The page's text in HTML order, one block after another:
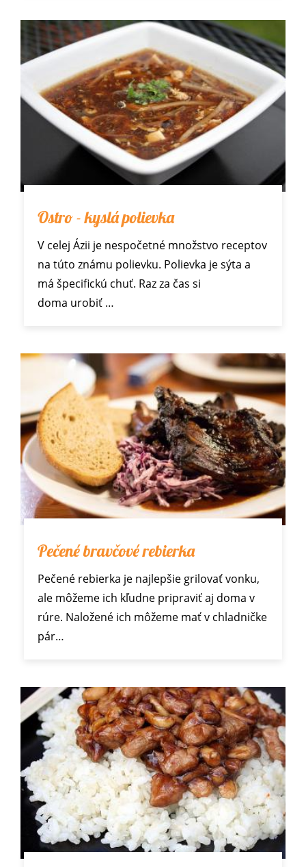
Ostro - kyslá polievka
V celej Ázii je nespočetné množstvo receptov
na túto známu polievku. Polievka je sýta a
má špecifickú chuť. Raz za čas si
doma urobiť …
Pečené bravčové rebierka
Pečené rebierka je najlepšie grilovať vonku,
ale môžeme ich kľudne pripraviť aj doma v
rúre. Naložené ich môžeme mať v chladničke
pár…